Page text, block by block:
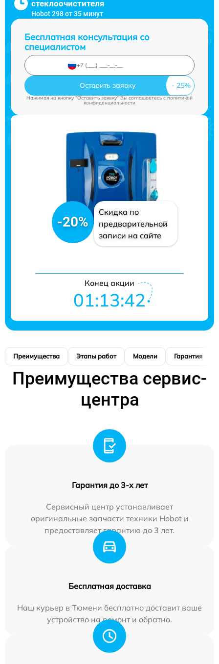
стеклоочистителя
Hobot 298 от 35 минут
Бесплатная консультация со
специалистом
Оставить заявку
Нажимая на кнопку "Оставить заявку" Вы соглашаетесь cполитикой
конфиденциальности
-20%
Скидка по
предварительной
записи на сайте
Конец акции
01:13:41
Преимущества Этапы работ Модели Гарантия
Преимущества сервис-
центра
Гарантия до 3-х лет
Сервисный центр устанавливает
оригинальные запчасти техники Hobot и
предоставляет гарантию до 3 лет.
Бесплатная доставка
Наш курьер в Тюмени бесплатно доставит ваше
устройство на ремонт и обратно.